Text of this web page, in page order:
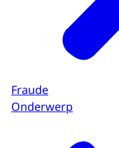
Fraude
Onderwerp